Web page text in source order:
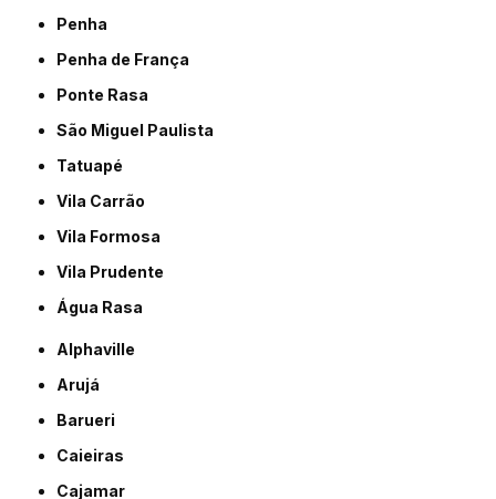
Penha
Penha de França
Ponte Rasa
São Miguel Paulista
Tatuapé
Vila Carrão
Vila Formosa
Vila Prudente
Água Rasa
Alphaville
Arujá
Barueri
Caieiras
Cajamar